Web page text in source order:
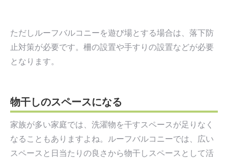
ただしルーフバルコニーを遊び場とする場合は、落下防
止対策が必要です。柵の設置や手すりの設置などが必要
となります。
物干しのスペースになる
家族が多い家庭では、洗濯物を干すスペースが足りなく
なることもありますよね。ルーフバルコニーでは、広い
スペースと日当たりの良さから物干しスペースとして活